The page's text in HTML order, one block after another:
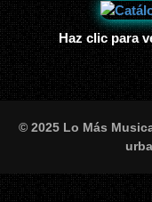
Haz clic para
© 2025 Lo Más